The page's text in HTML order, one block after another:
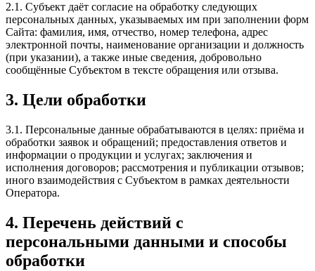
2.1. Субъект даёт согласие на обработку следующих
персональных данных, указываемых им при заполнении форм
Сайта: фамилия, имя, отчество, номер телефона, адрес
электронной почты, наименование организации и должность
(при указании), а также иные сведения, добровольно
сообщённые Субъектом в тексте обращения или отзыва.
3. Цели обработки
3.1. Персональные данные обрабатываются в целях: приёма и
обработки заявок и обращений; предоставления ответов и
информации о продукции и услугах; заключения и
исполнения договоров; рассмотрения и публикации отзывов;
иного взаимодействия с Субъектом в рамках деятельности
Оператора.
4. Перечень действий с
персональными данными и способы
обработки